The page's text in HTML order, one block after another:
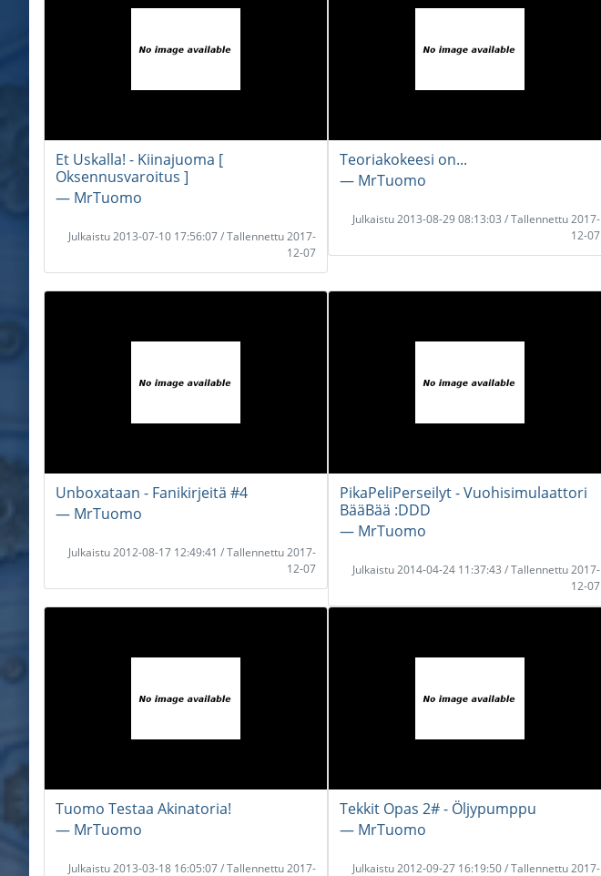
Et Uskalla! - Kiinajuoma [
Oksennusvaroitus ]
― MrTuomo
Julkaistu 2013-07-10 17:56:07 / Tallennettu 2017-
12-07
Teoriakokeesi on...
― MrTuomo
Julkaistu 2013-08-29 08:13:03 / Tallennettu 2017-
12-07
Unboxataan - Fanikirjeitä #4
― MrTuomo
Julkaistu 2012-08-17 12:49:41 / Tallennettu 2017-
12-07
PikaPeliPerseilyt - Vuohisimulaattori
BääBää :DDD
― MrTuomo
Julkaistu 2014-04-24 11:37:43 / Tallennettu 2017-
12-07
Tuomo Testaa Akinatoria!
― MrTuomo
Julkaistu 2013-03-18 16:05:07 / Tallennettu 2017-
Tekkit Opas 2# - Öljypumppu
― MrTuomo
Julkaistu 2012-09-27 16:19:50 / Tallennettu 2017-